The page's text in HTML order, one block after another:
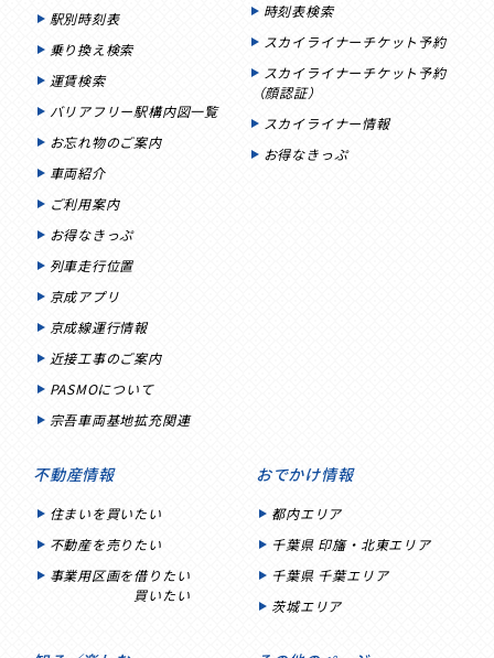
駅別時刻表
乗り換え検索
運賃検索
バリアフリー駅構内図一覧
お忘れ物のご案内
車両紹介
ご利用案内
お得なきっぷ
列車走行位置
京成アプリ
京成線運行情報
近接工事のご案内
PASMOについて
宗吾車両基地拡充関連
時刻表検索
スカイライナーチケット予約
スカイライナーチケット予約
（顔認証）
スカイライナー情報
お得なきっぷ
不動産情報
住まいを買いたい
不動産を売りたい
事業用区画を借りたい
買いたい
おでかけ情報
都内エリア
千葉県 印旛・北東エリア
千葉県 千葉エリア
茨城エリア